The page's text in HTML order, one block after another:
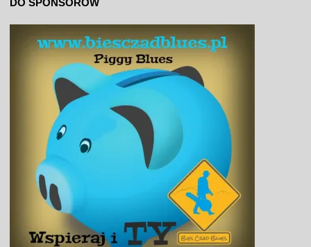
DO SPONSORÓW